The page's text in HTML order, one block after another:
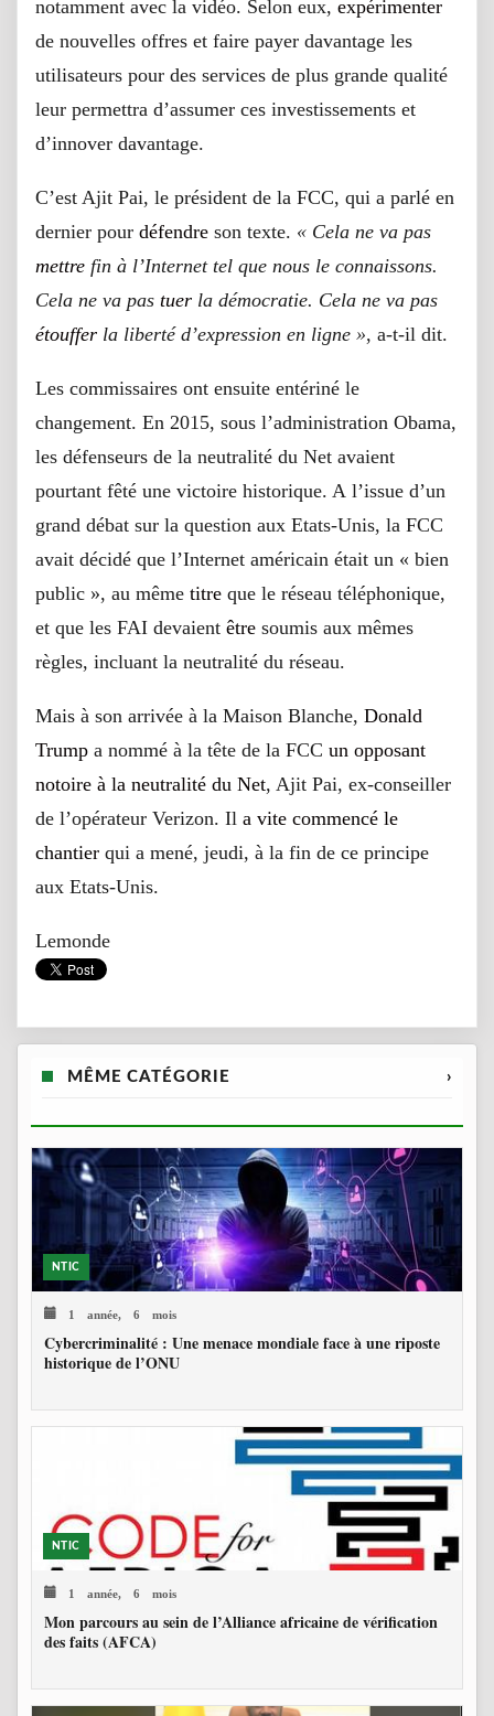
notamment avec la vidéo. Selon eux, expérimenter
de nouvelles offres et faire payer davantage les
utilisateurs pour des services de plus grande qualité
leur permettra d’assumer ces investissements et
d’innover davantage.
C’est Ajit Pai, le président de la FCC, qui a parlé en
dernier pour défendre son texte. « Cela ne va pas
mettre fin à l’Internet tel que nous le connaissons.
Cela ne va pas tuer la démocratie. Cela ne va pas
étouffer la liberté d’expression en ligne », a-t-il dit.
Les commissaires ont ensuite entériné le
changement. En 2015, sous l’administration Obama,
les défenseurs de la neutralité du Net avaient
pourtant fêté une victoire historique. A l’issue d’un
grand débat sur la question aux Etats-Unis, la FCC
avait décidé que l’Internet américain était un « bien
public », au même titre que le réseau téléphonique,
et que les FAI devaient être soumis aux mêmes
règles, incluant la neutralité du réseau.
Mais à son arrivée à la Maison Blanche, Donald
Trump a nommé à la tête de la FCC un opposant
notoire à la neutralité du Net, Ajit Pai, ex-conseiller
de l’opérateur Verizon. Il a vite commencé le
chantier qui a mené, jeudi, à la fin de ce principe
aux Etats-Unis.
Lemonde
MÊME CATÉGORIE ›
NTIC
1 année, 6 mois
Cybercriminalité : Une menace mondiale face à une riposte
historique de l’ONU
NTIC
1 année, 6 mois
Mon parcours au sein de l’Alliance africaine de vérification
des faits (AFCA)